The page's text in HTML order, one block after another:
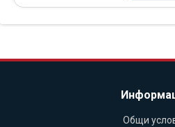
Общи